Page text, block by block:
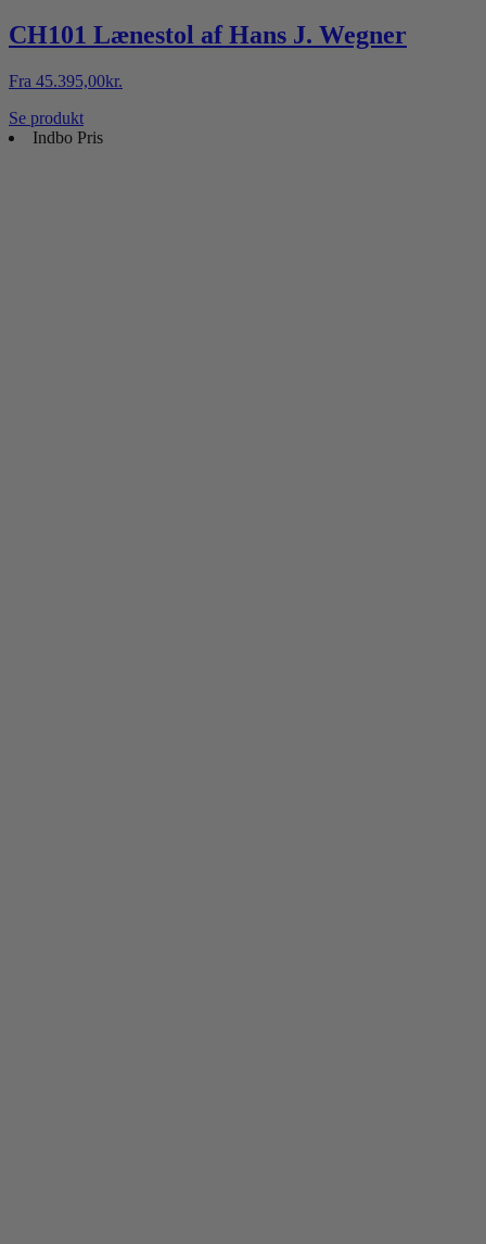
CH101 Lænestol af Hans J. Wegner
Fra 45.395,00kr.
Se produkt
Indbo Pris